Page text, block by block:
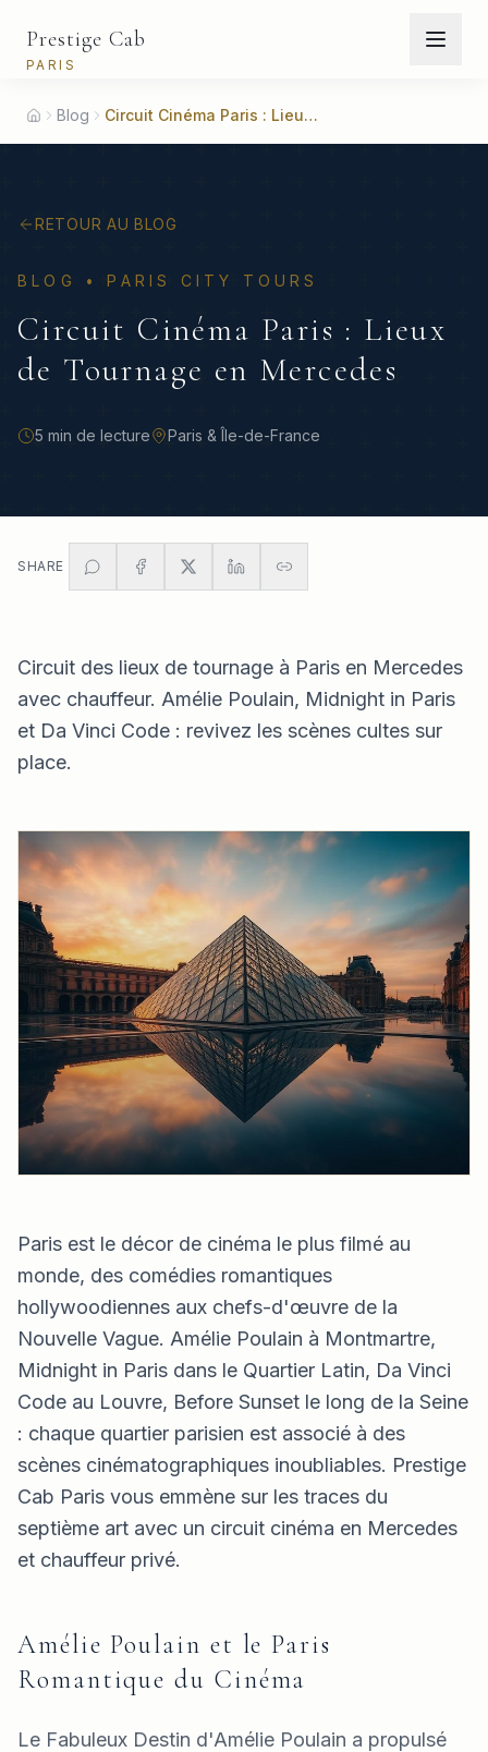
Prestige Cab
PARIS
HomeBlog Circuit Cinéma Paris : Lieux de Tournage en Mercedes
RETOUR AU BLOG
BLOG •PARIS CITY TOURS
Circuit Cinéma Paris : Lieux
de Tournage en Mercedes
5 min de lecture Paris & Île-de-France
SHARE
Circuit des lieux de tournage à Paris en Mercedes
avec chauffeur. Amélie Poulain, Midnight in Paris
et Da Vinci Code : revivez les scènes cultes sur
place.
Paris est le décor de cinéma le plus filmé au
monde, des comédies romantiques
hollywoodiennes aux chefs-d'œuvre de la
Nouvelle Vague. Amélie Poulain à Montmartre,
Midnight in Paris dans le Quartier Latin, Da Vinci
Code au Louvre, Before Sunset le long de la Seine
: chaque quartier parisien est associé à des
scènes cinématographiques inoubliables. Prestige
Cab Paris vous emmène sur les traces du
septième art avec un circuit cinéma en Mercedes
et chauffeur privé.
Amélie Poulain et le Paris
Romantique du Cinéma
Le Fabuleux Destin d'Amélie Poulain a propulsé